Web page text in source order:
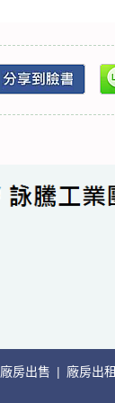
廠房出售 | 廠房出租